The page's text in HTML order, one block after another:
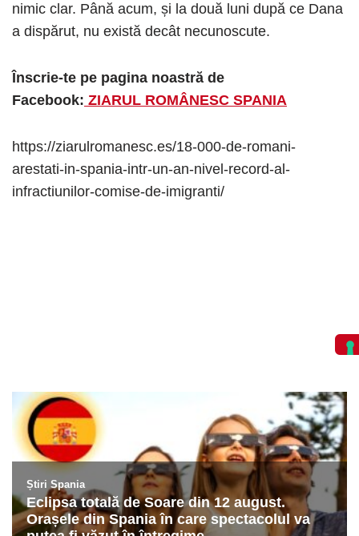
nimic clar. Până acum, și la două luni după ce Dana
a dispărut, nu există decât necunoscute.
Înscrie-te pe pagina noastră de
Facebook: ZIARUL ROMÂNESC SPANIA
https://ziarulromanesc.es/18-000-de-romani-
arestati-in-spania-intr-un-an-nivel-record-al-
infractiunilor-comise-de-imigranti/